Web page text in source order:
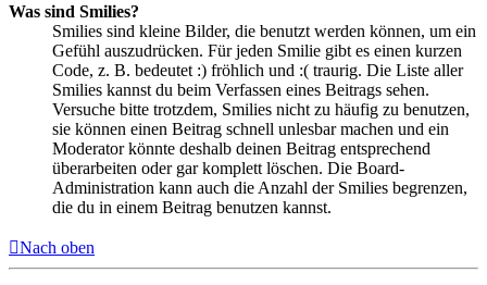
Was sind Smilies?
Smilies sind kleine Bilder, die benutzt werden können, um ein
Gefühl auszudrücken. Für jeden Smilie gibt es einen kurzen
Code, z. B. bedeutet :) fröhlich und :( traurig. Die Liste aller
Smilies kannst du beim Verfassen eines Beitrags sehen.
Versuche bitte trotzdem, Smilies nicht zu häufig zu benutzen,
sie können einen Beitrag schnell unlesbar machen und ein
Moderator könnte deshalb deinen Beitrag entsprechend
überarbeiten oder gar komplett löschen. Die Board-
Administration kann auch die Anzahl der Smilies begrenzen,
die du in einem Beitrag benutzen kannst.
Nach oben